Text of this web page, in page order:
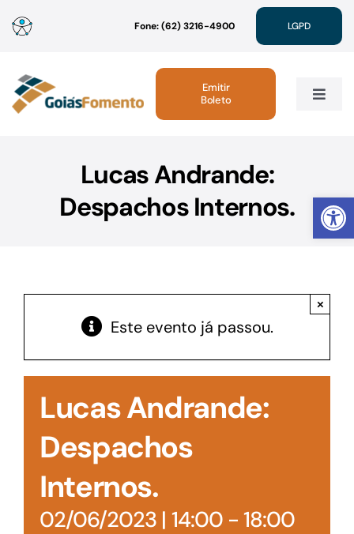
Abrir
para
conteúdo
Fone: (62) 3216-4900 LGPD
Toggle
Linhas de Crédito
Acesso à Informação
Emitir
Boleto
Lucas Andrande:
Despachos Internos.
Este evento já passou.
×
Lucas Andrande:
Despachos
Internos.
02/06/2023 | 14:00- 18:00